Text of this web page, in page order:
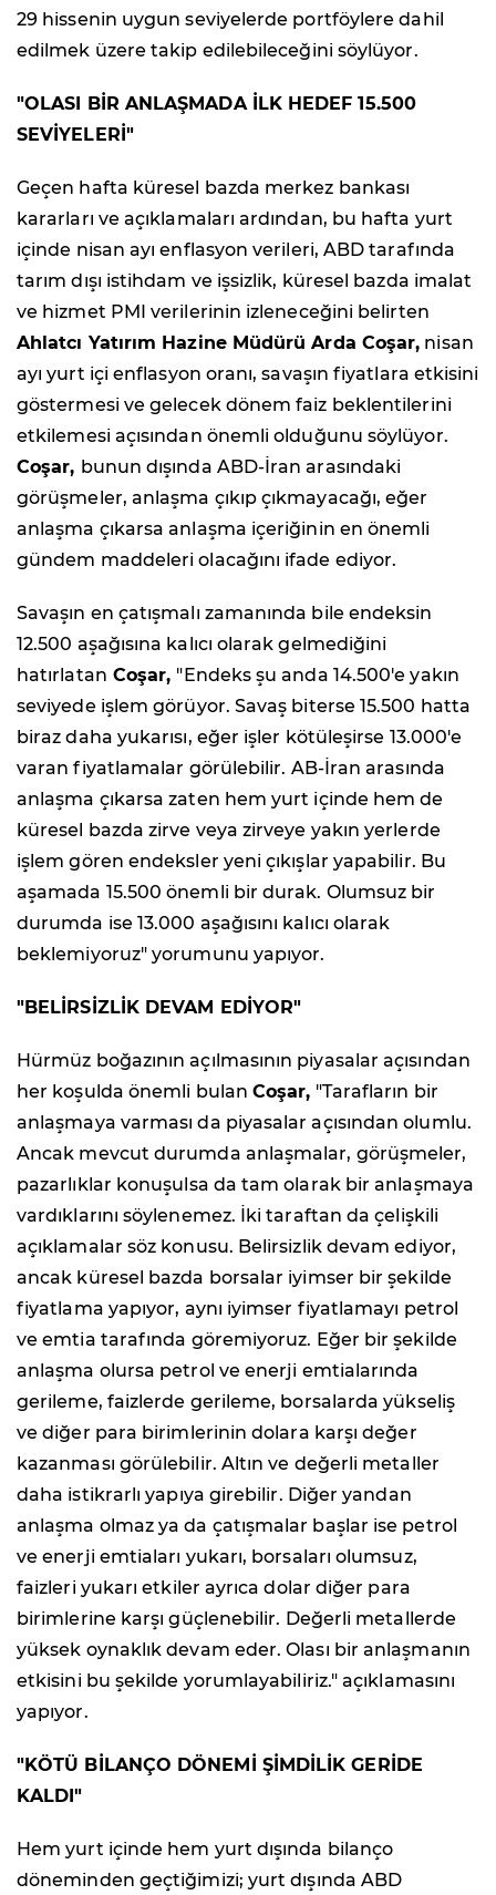
29 hissenin uygun seviyelerde portföylere dahil
edilmek üzere takip edilebileceğini söylüyor.
"OLASI BİR ANLAŞMADA İLK HEDEF 15.500
SEVİYELERİ"
Geçen hafta küresel bazda merkez bankası
kararları ve açıklamaları ardından, bu hafta yurt
içinde nisan ayı enflasyon verileri, ABD tarafında
tarım dışı istihdam ve işsizlik, küresel bazda imalat
ve hizmet PMI verilerinin izleneceğini belirten
Ahlatcı Yatırım Hazine Müdürü Arda Coşar, nisan
ayı yurt içi enflasyon oranı, savaşın fiyatlara etkisini
göstermesi ve gelecek dönem faiz beklentilerini
etkilemesi açısından önemli olduğunu söylüyor.
Coşar, bunun dışında ABD-İran arasındaki
görüşmeler, anlaşma çıkıp çıkmayacağı, eğer
anlaşma çıkarsa anlaşma içeriğinin en önemli
gündem maddeleri olacağını ifade ediyor.
Savaşın en çatışmalı zamanında bile endeksin
12.500 aşağısına kalıcı olarak gelmediğini
hatırlatan Coşar, "Endeks şu anda 14.500'e yakın
seviyede işlem görüyor. Savaş biterse 15.500 hatta
biraz daha yukarısı, eğer işler kötüleşirse 13.000'e
varan fiyatlamalar görülebilir. AB-İran arasında
anlaşma çıkarsa zaten hem yurt içinde hem de
küresel bazda zirve veya zirveye yakın yerlerde
işlem gören endeksler yeni çıkışlar yapabilir. Bu
aşamada 15.500 önemli bir durak. Olumsuz bir
durumda ise 13.000 aşağısını kalıcı olarak
beklemiyoruz" yorumunu yapıyor.
"BELİRSİZLİK DEVAM EDİYOR"
Hürmüz boğazının açılmasının piyasalar açısından
her koşulda önemli bulanCoşar, "Tarafların bir
anlaşmaya varması da piyasalar açısından olumlu.
Ancak mevcut durumda anlaşmalar, görüşmeler,
pazarlıklar konuşulsa da tam olarak bir anlaşmaya
vardıklarını söylenemez. İki taraftan da çelişkili
açıklamalar söz konusu. Belirsizlik devam ediyor,
ancak küresel bazda borsalar iyimser bir şekilde
fiyatlama yapıyor, aynı iyimser fiyatlamayı petrol
ve emtia tarafında göremiyoruz. Eğer bir şekilde
anlaşma olursa petrol ve enerji emtialarında
gerileme, faizlerde gerileme, borsalarda yükseliş
ve diğer para birimlerinin dolara karşı değer
kazanması görülebilir. Altın ve değerli metaller
daha istikrarlı yapıya girebilir. Diğer yandan
anlaşma olmaz ya da çatışmalar başlar ise petrol
ve enerji emtiaları yukarı, borsaları olumsuz,
faizleri yukarı etkiler ayrıca dolar diğer para
birimlerine karşı güçlenebilir. Değerli metallerde
yüksek oynaklık devam eder. Olası bir anlaşmanın
etkisini bu şekilde yorumlayabiliriz." açıklamasını
yapıyor.
"KÖTÜ BİLANÇO DÖNEMİ ŞİMDİLİK GERİDE
KALDI"
Hem yurt içinde hem yurt dışında bilanço
döneminden geçtiğimizi; yurt dışında ABD